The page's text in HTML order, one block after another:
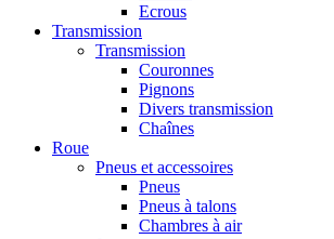
Ecrous
Transmission
Transmission
Couronnes
Pignons
Divers transmission
Chaînes
Roue
Pneus et accessoires
Pneus
Pneus à talons
Chambres à air